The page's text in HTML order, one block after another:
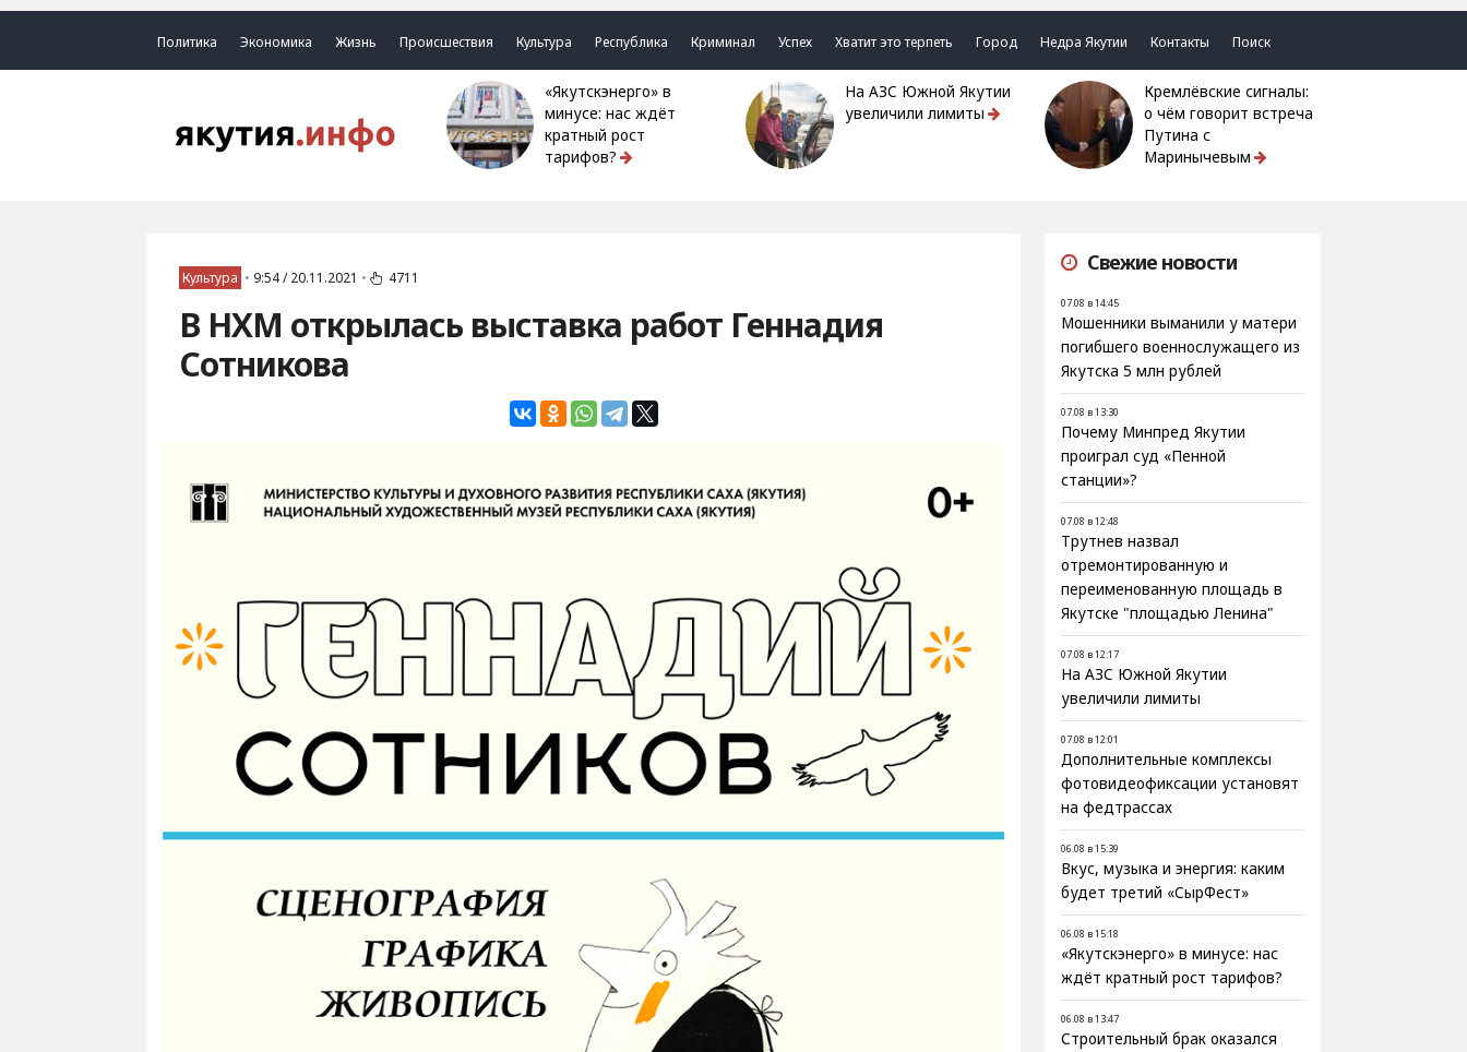
Политика Экономика Жизнь Происшествия Культура Республика Криминал Успех Хватит это терпеть Город Недра Якутии Контакты Поиск
«Якутскэнерго» в
минусе: нас ждёт
кратный рост
тарифов?
На АЗС Южной Якутии
увеличили лимиты
Кремлёвские сигналы:
о чём говорит встреча
Путина с
Маринычевым
Культура • 9:54 / 20.11.2021 • 4711
В НХМ открылась выставка работ Геннадия
Сотникова
Свежие новости
07.08 в 14:45
Мошенники выманили у матери
погибшего военнослужащего из
Якутска 5 млн рублей
07.08 в 13:30
Почему Минпред Якутии
проиграл суд «Пенной
станции»?
07.08 в 12:48
Трутнев назвал
отремонтированную и
переименованную площадь в
Якутске "площадью Ленина"
07.08 в 12:17
На АЗС Южной Якутии
увеличили лимиты
07.08 в 12:01
Дополнительные комплексы
фотовидеофиксации установят
на федтрассах
06.08 в 15:39
Вкус, музыка и энергия: каким
будет третий «СырФест»
06.08 в 15:18
«Якутскэнерго» в минусе: нас
ждёт кратный рост тарифов?
06.08 в 13:47
Строительный брак оказался